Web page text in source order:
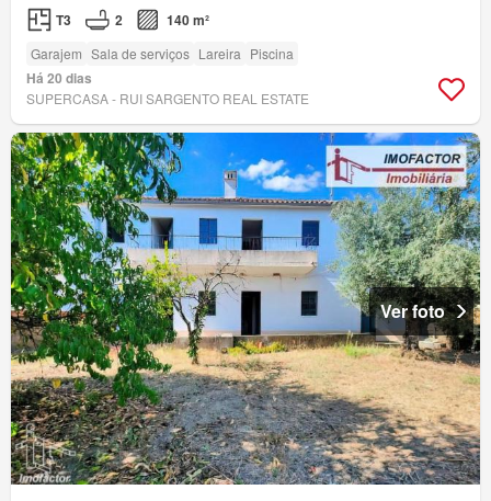
T3 2 140 m²
Garajem Sala de serviços Lareira Piscina
Há 20 dias
SUPERCASA - RUI SARGENTO REAL ESTATE
Ver foto